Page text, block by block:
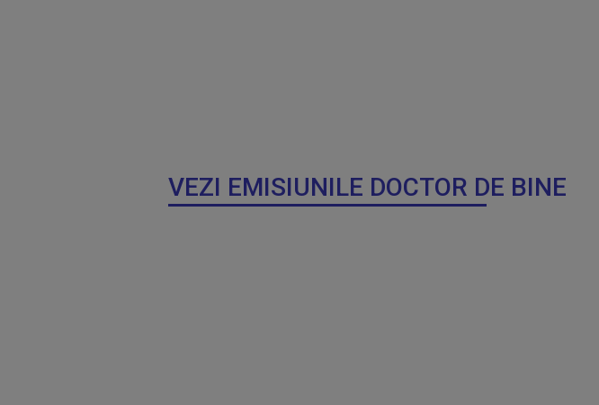
VEZI EMISIUNILE DOCTOR DE BINE